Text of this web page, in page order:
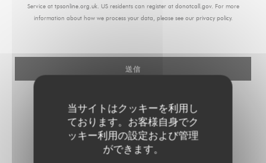
当サイトはクッキーを利用し
ております。お客様自身でク
ッキー利用の設定および管理
ができます。
Service at tpsonline.org.uk. US residents can register at donotcall.gov. For more
information about how we process your data, please see our privacy policy.